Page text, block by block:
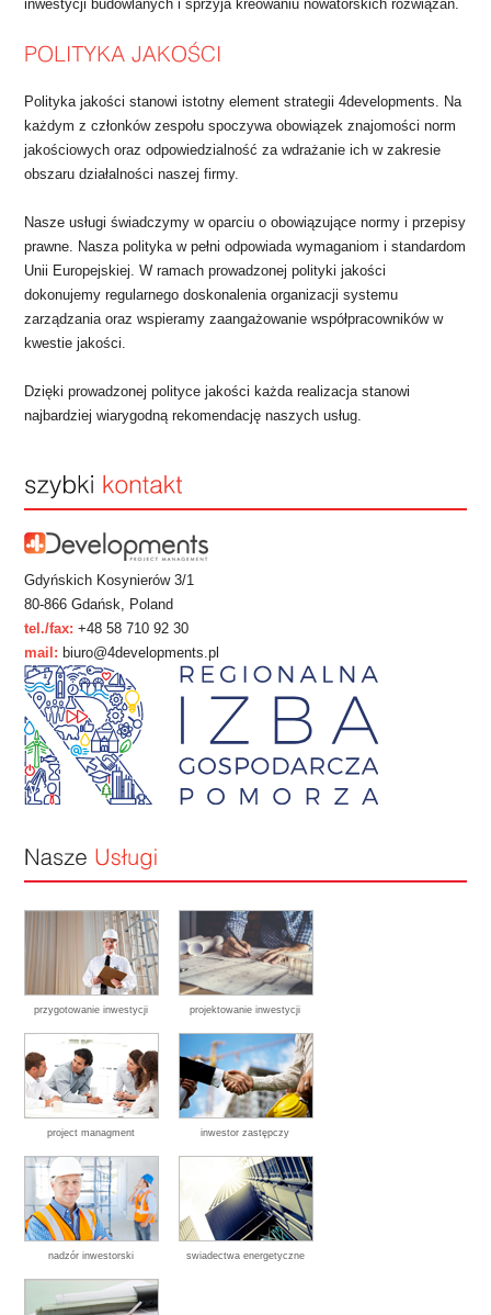
inwestycji budowlanych i sprzyja kreowaniu nowatorskich rozwiązań.
Polityka jakości stanowi istotny element strategii 4developments. Na
każdym z członków zespołu spoczywa obowiązek znajomości norm
jakościowych oraz odpowiedzialność za wdrażanie ich w zakresie
obszaru działalności naszej firmy.
Nasze usługi świadczymy w oparciu o obowiązujące normy i przepisy
prawne. Nasza polityka w pełni odpowiada wymaganiom i standardom
Unii Europejskiej. W ramach prowadzonej polityki jakości
dokonujemy regularnego doskonalenia organizacji systemu
zarządzania oraz wspieramy zaangażowanie współpracowników w
kwestie jakości.
Dzięki prowadzonej polityce jakości każda realizacja stanowi
najbardziej wiarygodną rekomendację naszych usług.
Gdyńskich Kosynierów 3/1
80-866 Gdańsk, Poland
tel./fax: +48 58 710 92 30
mail: biuro@4developments.pl
przygotowanie inwestycji projektowanie inwestycji
project managment inwestor zastępczy
nadzór inwestorski swiadectwa energetyczne